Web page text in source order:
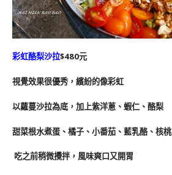
彩虹酪梨沙拉$480元
視覺效果很優秀，繽紛的像彩虹
以蘿蔓沙拉為底，加上紫洋蔥、蝦仁、酪梨
甜菜根水煮蛋、橘子、小番茄、藍乳酪、核桃
吃之前稍微攪拌，風味爽口又開胃